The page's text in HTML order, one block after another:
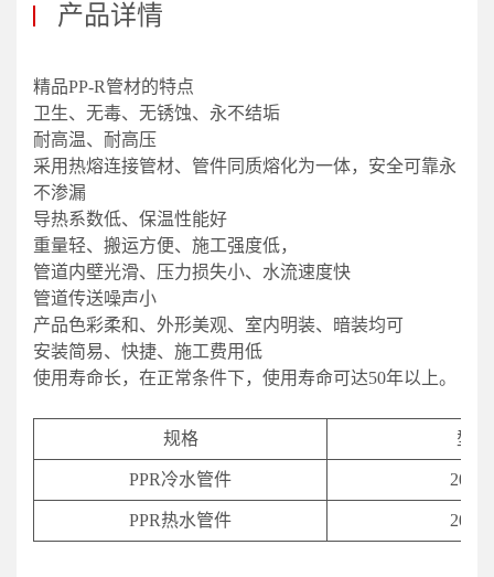
产品详情
精品PP-R管材的特点
卫生、无毒、无锈蚀、永不结垢
耐高温、耐高压
采用热熔连接管材、管件同质熔化为一体，安全可靠永
不渗漏
导热系数低、保温性能好
重量轻、搬运方便、施工强度低，
管道内壁光滑、压力损失小、水流速度快
管道传送噪声小
产品色彩柔和、外形美观、室内明装、暗装均可
安装简易、快捷、施工费用低
使用寿命长，在正常条件下，使用寿命可达50年以上。
规格 型号
PPR冷水管件 20-
PPR热水管件 20-